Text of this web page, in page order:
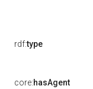
rdf:type
core:hasAgent